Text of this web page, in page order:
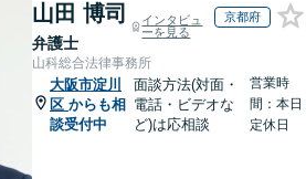
山田 博司
弁護士
インタビュ
ーを見る
京都府
山科総合法律事務所
大阪市淀川
区 からも相
談受付中
面談方法(対面・
電話・ビデオな
ど)は応相談
営業時
間：本日
定休日